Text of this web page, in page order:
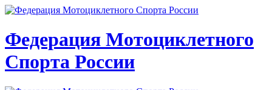
Федерация Мотоциклетного
Спорта России